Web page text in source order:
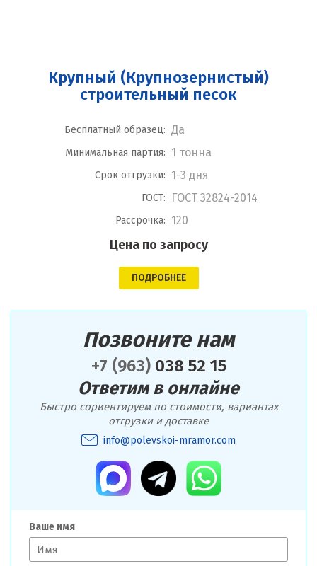
Крупный (Крупнозернистый)
строительный песок
Бесплатный образец: Да
Минимальная партия: 1 тонна
Срок отгрузки: 1-3 дня
ГОСТ: ГОСТ 32824-2014
Рассрочка: 120
Цена по запросу
ПОДРОБНЕЕ
Позвоните нам
+7 (963)038 52 15
Ответим в онлайне
Быстро сориентируем по стоимости, вариантах
отгрузки и доставке
info@polevskoi-mramor.com
Ваше имя